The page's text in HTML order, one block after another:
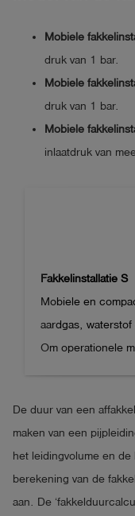
Mobiele
druk van 1 bar.
Mobiele
druk van 1 bar.
Mobiele
inlaatdruk van
Fakkelinstallatie S
Mobiele en
aardgas, waterstof
Om operationele
-	Geïntegreerde
-	Snel gereed
huisaansluitingen
-	Geïntegreerde
IIA, IIA1, IIB, IIC
De duur van een
maken van een
het leidingvolume en
berekening van de
aan. De